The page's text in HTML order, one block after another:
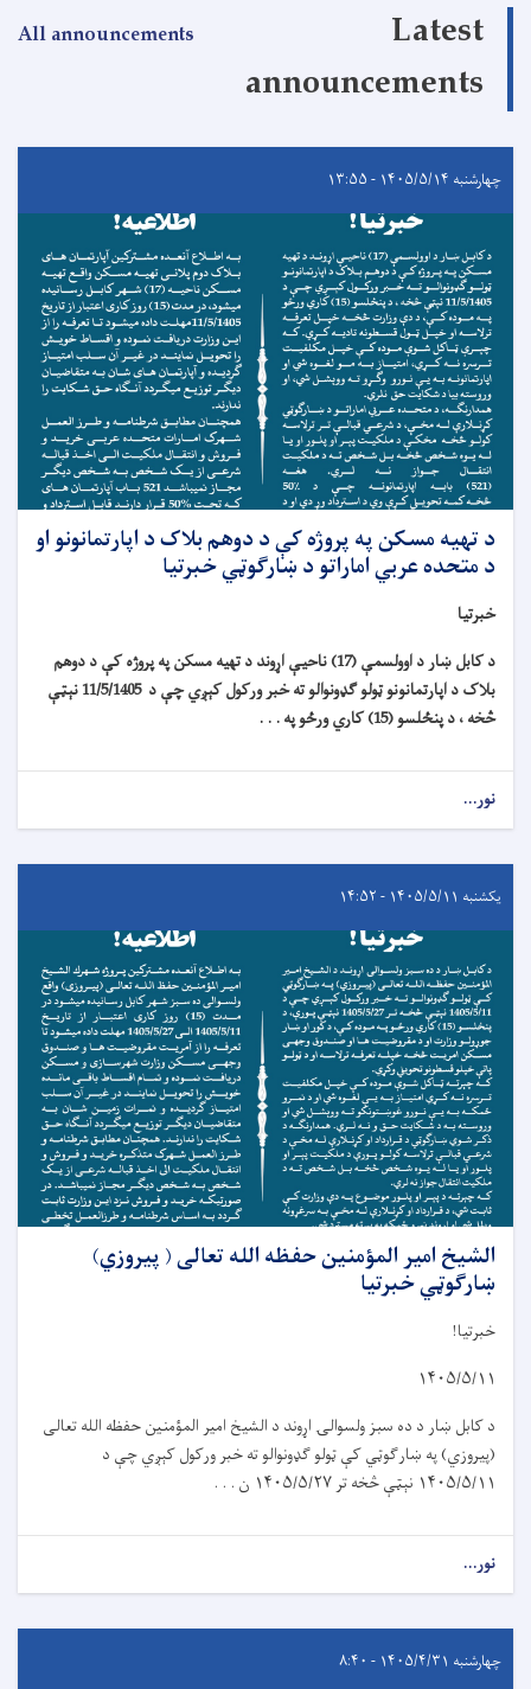
Latest
announcements
All announcements
چهارشنبه ۱۴۰۵/۵/۱۴ - ۱۳:۵۵
د تهیه مسکن په پروژه کې د دوهم بلاک د اپارتمانونو او
د متحده عربي اماراتو د ښارګوټي خبرتیا
خبرتیا
د کابل ښار د اوولسمې (17) ناحیې اړوند د تهیه مسکن په پروژه کې د دوهم
بلاک د اپارتمانونو ټولو ګډونوالو ته خبر ورکول کېږي چې د 11/5/1405 نېټې
څخه ، د پنځلسو (15) کاري ورځو په . . .
نور...
یکشنبه ۱۴۰۵/۵/۱۱ - ۱۴:۵۲
الشیخ امیر المؤمنین حفظه الله تعالی ( پیروزي)
ښارګوټي خبرتیا
خبرتیا!
۱۴۰۵/۵/۱۱
د کابل ښار د ده سبز ولسوالۍاړوند د الشيخ امير المؤمنين حفظه الله تعالی
(پیروزي) په ښارګوټيکې ټولو گډونوالو ته خبر ورکول کېږي چې د
۱۴۰۵/۵/۱۱ نېټې څخه تر۱۴۰۵/۵/۲۷ ن . . .
نور...
چهارشنبه ۱۴۰۵/۴/۳۱ - ۸:۴۰